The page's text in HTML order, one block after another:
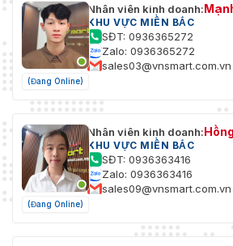
(Đang Online)
Nhân viên kinh doanh:
KHU VỰC MIỀN BẮC
SĐT: 0936365272
Zalo: 0936365272
sales03@vnsmart.com.vn
(Đang Online)
Nhân viên kinh doanh:
KHU VỰC MIỀN BẮC
SĐT: 0936363416
Zalo: 0936363416
sales09@vnsmart.com.vn